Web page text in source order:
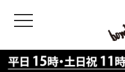
toggle navigation